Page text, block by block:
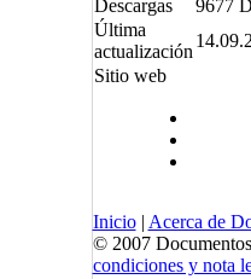
Descargas
9677
Última
actualización
Sitio web
Inicio| Acerca de
© 2007
condiciones y nota